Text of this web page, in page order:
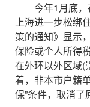
今年1月底，
上海进一步松绑
策的通知》显示
保险或个人所得
在外环以外区域(
着，非本市户籍
保”条件，取消了